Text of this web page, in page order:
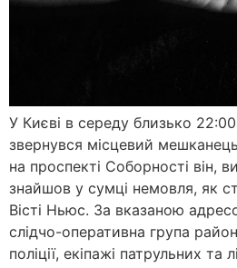
У Києві в середу близько
звернувся місцевий
на проспекті Соборності він,
знайшов у сумці немовля, як
Вісті Ньюс. За вказаною
слідчо-оперативна група
поліції, екіпажі патрульних та